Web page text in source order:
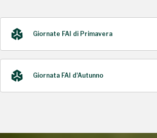
Giornate FAI di Primavera
Giornata FAI d'Autunno